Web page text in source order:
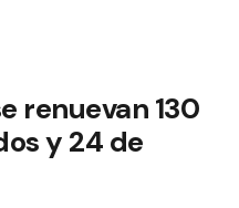
renuevan 130
y 24 de